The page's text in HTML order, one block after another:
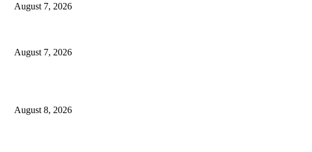
August 7, 2026
August 7, 2026
August 8, 2026